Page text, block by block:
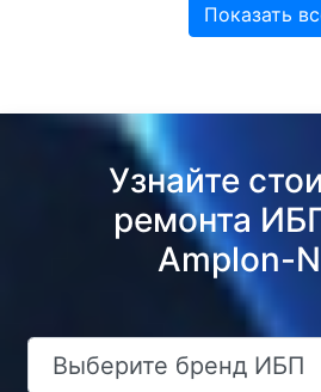
Показать
Узнайте
ремонта
Amplon-